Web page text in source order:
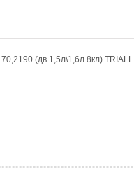
(дв.1,5л\1,6л 8кл) TRIALLI